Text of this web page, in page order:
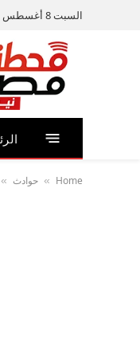
السبت 8 أغسطس
Home
» حوادث »